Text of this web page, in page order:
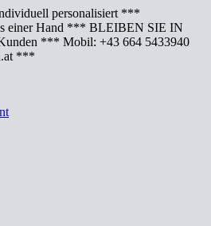
personalisiert ***
einer Hand *** BLEIBEN SIE IN
*** Mobil: +43 664 5433940
***